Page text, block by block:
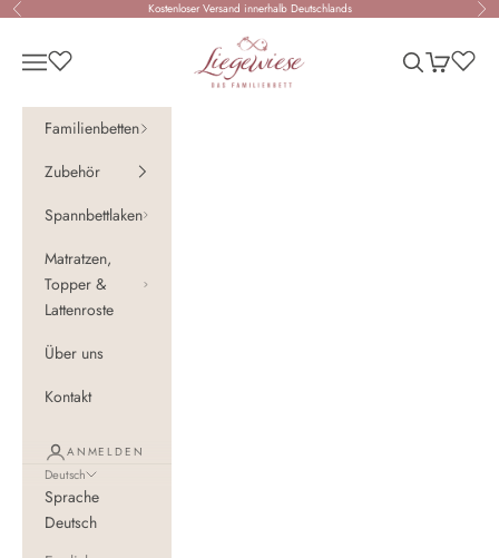
Zum Inhalt springen
Zurück Kostenloser Versand innerhalb Deutschlands Vor
Liegewiese - Das Familienbett
Navigationsmenü öffnen Suche öffnen
Familienbetten
Zubehör
Spannbettlaken
Matratzen,
Topper &
Lattenroste
Über uns
Kontakt
ANMELDEN
Deutsch
Sprache
Deutsch